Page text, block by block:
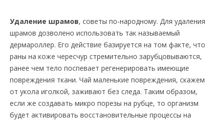
Удаление шрамов, советы по-народному. Для удаления
шрамов дозволено использовать так называемый
дермароллер. Его действие базируется на том факте, что
раны на коже чересчур стремительно зарубцовываются,
ранее чем тело поспевает регенерировать имеющие
повреждения ткани. Чай маленькие повреждения, скажем
от укола иголкой, заживают без следа. Таким образом,
если же создавать микро порезы на рубце, то организм
будет активировать восстановительные процессы на